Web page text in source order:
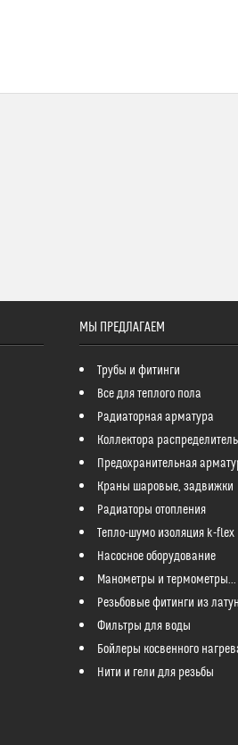
МЫ ПРЕДЛАГАЕМ
Трубы и фитинги
Все для теплого пола
Радиаторная арматура
Коллектора
Предохранительная
Краны шаровые, задвижки
Радиаторы отопления
Тепло-шумо изоляция k-flex
Насосное оборудование
Манометры и термометры...
Резьбовые фитинги из
Фильтры для воды
Бойлеры косвенного
Нити и гели для резьбы